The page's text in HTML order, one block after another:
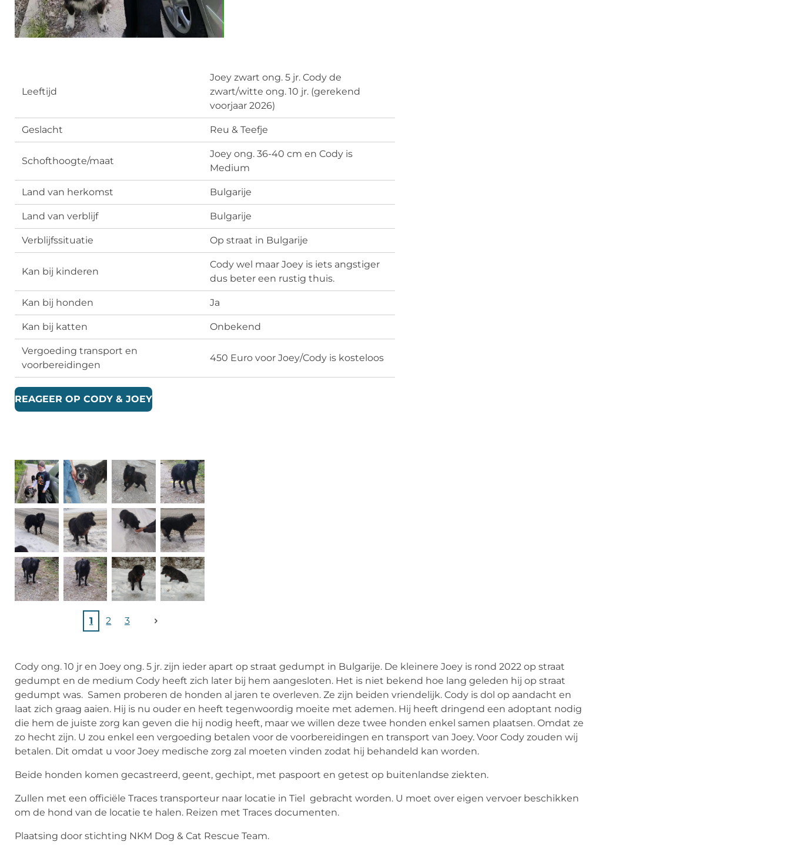
Leeftijd
Joey zwart ong. 5 jr. Cody de
zwart/witte ong. 10 jr. (gerekend
voorjaar 2026)
Geslacht Reu & Teefje
Schofthoogte/maat
Joey ong. 36-40 cm en Cody is
Medium
Land van herkomst Bulgarije
Land van verblijf Bulgarije
Verblijfssituatie Op straat in Bulgarije
Kan bij kinderen
Cody wel maar Joey is iets angstiger
dus beter een rustig thuis.
Kan bij honden Ja
Kan bij katten Onbekend
Vergoeding transport en
voorbereidingen
450 Euro voor Joey/Cody is kosteloos
REAGEER OP CODY & JOEY
1 2 3
Cody ong. 10 jr en Joey ong. 5 jr. zijn ieder apart op straat gedumpt in Bulgarije. De kleinere Joey is rond 2022 op straat
gedumpt en de medium Cody heeft zich later bij hem aangesloten. Het is niet bekend hoe lang geleden hij op straat
gedumpt was. Samen proberen de honden al jaren te overleven. Ze zijn beiden vriendelijk. Cody is dol op aandacht en
laat zich graag aaien. Hij is nu ouder en heeft tegenwoordig moeite met ademen. Hij heeft dringend een adoptant nodig
die hem de juiste zorg kan geven die hij nodig heeft, maar we willen deze twee honden enkel samen plaatsen. Omdat ze
zo hecht zijn. U zou enkel een vergoeding betalen voor de voorbereidingen en transport van Joey. Voor Cody zouden wij
betalen. Dit omdat u voor Joey medische zorg zal moeten vinden zodat hij behandeld kan worden.
Beide honden komen gecastreerd, geent, gechipt, met paspoort en getest op buitenlandse ziekten.
Zullen met een officiële Traces transporteur naar locatie in Tiel gebracht worden. U moet over eigen vervoer beschikken
om de hond van de locatie te halen. Reizen met Traces documenten.
Plaatsing door stichting NKM Dog & Cat Rescue Team.